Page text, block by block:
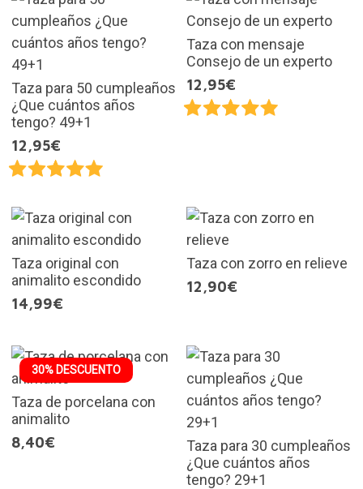
Taza para 50 cumpleaños
¿Que cuántos años
tengo? 49+1
12,95€
Taza con mensaje
Consejo de un experto
12,95€
Taza original con
animalito escondido
14,99€
Taza con zorro en relieve
12,90€
30% DESCUENTO
Taza de porcelana con
animalito
8,40€
Taza para 30 cumpleaños
¿Que cuántos años
tengo? 29+1